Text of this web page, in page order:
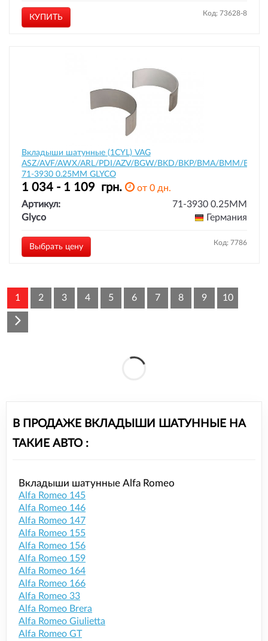
КУПИТЬ Код: 73628-8
Вкладыши шатунные (1CYL) VAG
ASZ/AVF/AWX/ARL/PDI/AZV/BGW/BKD/BKP/BMA/BMM/
71-3930 0.25MM GLYCO
1 034 - 1 109 грн.
от 0 дн.
Артикул:
71-3930 0.25MM
Glyco
Германия
Выбрать цену Код: 7786
1 2 3 4 5 6 7 8 9 10
В ПРОДАЖЕ ВКЛАДЫШИ ШАТУННЫЕ НА
ТАКИЕ АВТО :
Вкладыши шатунные Alfa Romeo
Alfa Romeo 145
Alfa Romeo 146
Alfa Romeo 147
Alfa Romeo 155
Alfa Romeo 156
Alfa Romeo 159
Alfa Romeo 164
Alfa Romeo 166
Alfa Romeo 33
Alfa Romeo Brera
Alfa Romeo Giulietta
Alfa Romeo GT